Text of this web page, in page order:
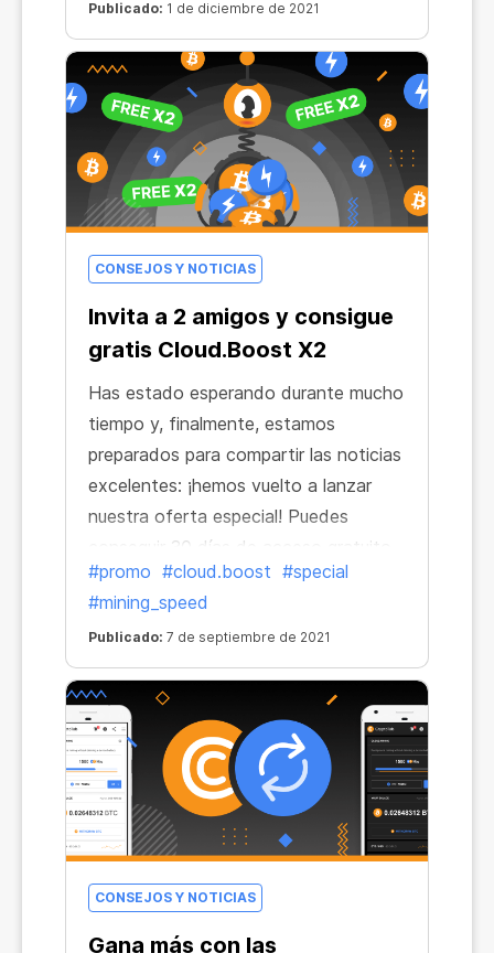
Publicado: 1 de diciembre de 2021
CONSEJOS Y NOTICIAS
Invita a 2 amigos y consigue
gratis Cloud.Boost X2
Has estado esperando durante mucho
tiempo y, finalmente, estamos
preparados para compartir las noticias
excelentes: ¡hemos vuelto a lanzar
nuestra oferta especial! Puedes
conseguir 30 días de acceso gratuito
a Cloud.Boost X2 si invitas a nuevos
usuarios a que instalen el navegador
CryptoTab. La oportunidad perfecta
para acelerar el crecimiento de tu red
y obtener ingresos estables a largo
plazo.
#promo #cloud.boost #special
#mining_speed
Publicado: 7 de septiembre de 2021
CONSEJOS Y NOTICIAS
Gana más con las